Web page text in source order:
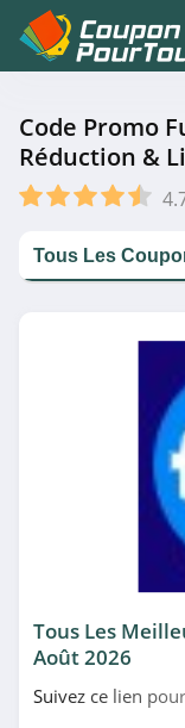
Code Promo
Réduction &
Tous Les
Tous Les
Août 2026
Suivez ce lien